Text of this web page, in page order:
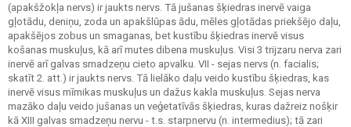
(apakšžokļa nervs) ir jaukts nervs. Tā jušanas šķiedras inervē vaiga
gļotādu, deniņu, zoda un apakšlūpas ādu, mēles gļotādas priekšējo daļu,
apakšējos zobus un smaganas, bet kustību šķiedras inervē visus
košanas muskuļus, kā arī mutes dibena muskuļus. Visi 3 trijzaru nerva zari
inervē arī galvas smadzeņu cieto apvalku. VII - sejas nervs (n. facialis;
skatīt 2. att.) ir jaukts nervs. Tā lielāko daļu veido kustību šķiedras, kas
inervē visus mīmikas muskuļus un dažus kakla muskuļus. Sejas nerva
mazāko daļu veido jušanas un veģetatīvās šķiedras, kuras dažreiz nošķir
kā XIII galvas smadzeņu nervu - t.s. starpnervu (n. intermedius); tā zari